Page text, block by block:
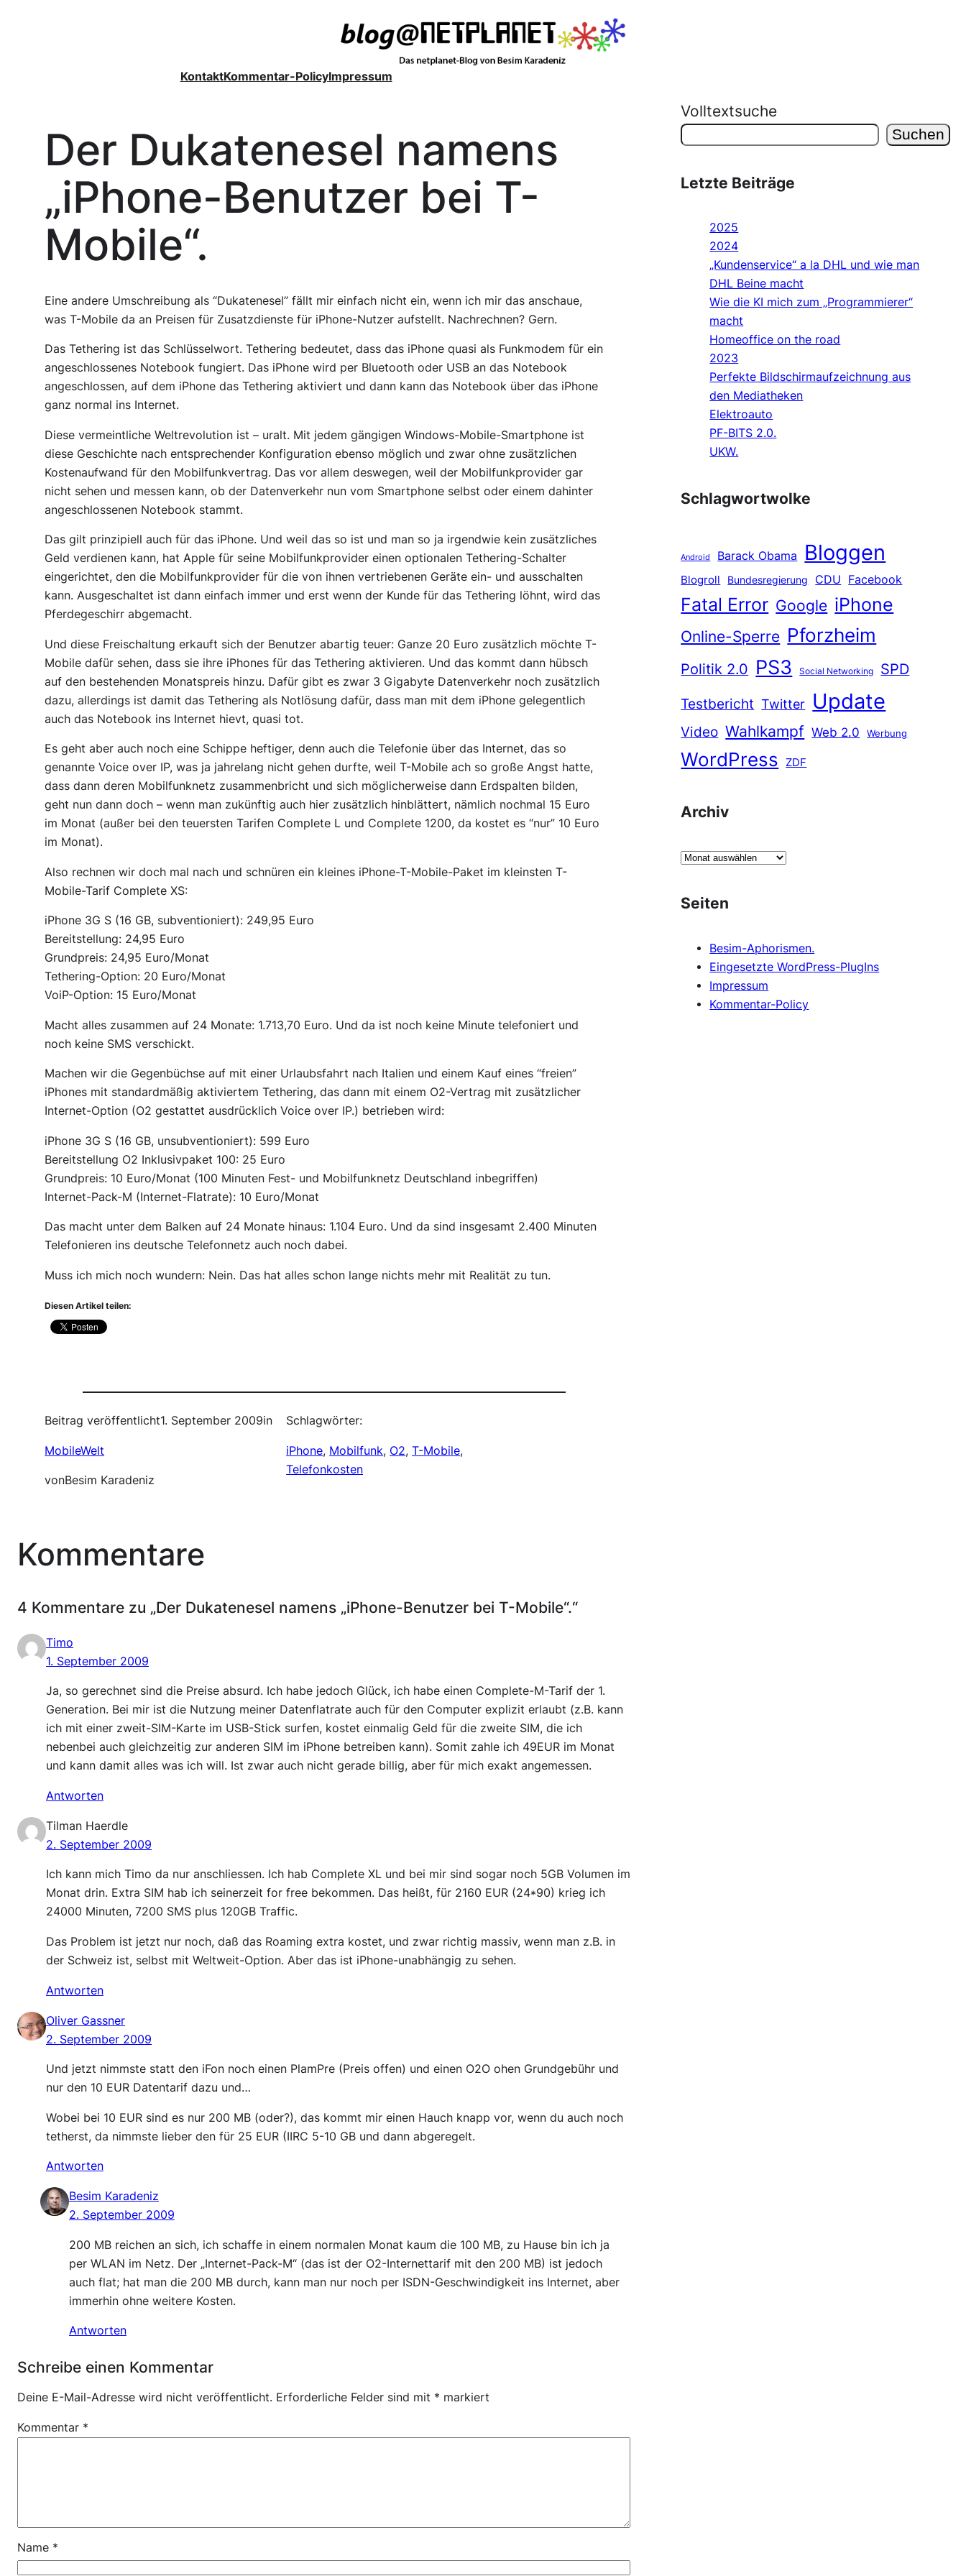
KontaktKommentar-PolicyImpressum
Der Dukatenesel namens
„iPhone-Benutzer bei T-
Mobile“.
Eine andere Umschreibung als “Dukatenesel” fällt mir einfach nicht ein, wenn ich mir das anschaue,
was T-Mobile da an Preisen für Zusatzdienste für iPhone-Nutzer aufstellt. Nachrechnen? Gern.
DasTethering ist das Schlüsselwort. Tethering bedeutet, dass das iPhone quasi als Funkmodem für ein
angeschlossenes Notebook fungiert. Das iPhone wird per Bluetooth oder USB an das Notebook
angeschlossen, auf dem iPhone das Tethering aktiviert und dann kann das Notebook über das iPhone
ganz normal ins Internet.
Diese vermeintliche Weltrevolution ist – uralt. Mit jedem gängigen Windows-Mobile-Smartphone ist
diese Geschichte nach entsprechender Konfiguration ebenso möglich und zwar ohne zusätzlichen
Kostenaufwand für den Mobilfunkvertrag. Das vor allem deswegen, weil der Mobilfunkprovider gar
nicht sehen und messen kann, ob der Datenverkehr nun vom Smartphone selbst oder einem dahinter
angeschlossenen Notebook stammt.
Das gilt prinzipiell auch für das iPhone. Und weil das so ist und man so ja irgendwie kein zusätzliches
Geld verdienen kann, hat Apple für seine Mobilfunkprovider einen optionalen Tethering-Schalter
eingerichtet, den die Mobilfunkprovider für die von ihnen vertriebenen Geräte ein- und ausschalten
kann. Ausgeschaltet ist dann einfach immer und erst wenn der Kunde für das Tethering löhnt, wird das
Pferdegeschirr abgemacht.
Und diese Freischaltung erkauft sich der Benutzer abartig teuer: Ganze 20 Euro zusätzlich möchte T-
Mobile dafür sehen, dass sie ihre iPhones für das Tethering aktivieren. Und das kommt dann hübsch
auf den bestehenden Monatspreis hinzu. Dafür gibt es zwar 3 Gigabyte Datenverkehr noch zusätzlich
dazu, allerdings ist damit das Tethering als Notlösung dafür, dass man mit dem iPhone gelegentlich
auch das Notebook ins Internet hievt, quasi tot.
Es geht aber auch noch eine Schippe heftiger, denn auch die Telefonie über das Internet, das so
genannte Voice over IP, was ja jahrelang nicht gehen durfte, weil T-Mobile ach so große Angst hatte,
dass dann deren Mobilfunknetz zusammenbricht und sich möglicherweise dann Erdspalten bilden,
geht nun dann doch – wenn man zukünftig auch hier zusätzlich hinblättert, nämlich nochmal 15 Euro
im Monat (außer bei den teuersten Tarifen Complete L und Complete 1200, da kostet es “nur” 10 Euro
im Monat).
Also rechnen wir doch mal nach und schnüren ein kleines iPhone-T-Mobile-Paket im kleinsten T-
Mobile-Tarif Complete XS:
iPhone 3G S (16 GB, subventioniert): 249,95 Euro
Bereitstellung: 24,95 Euro
Grundpreis: 24,95 Euro/Monat
Tethering-Option: 20 Euro/Monat
VoiP-Option: 15 Euro/Monat
Macht alles zusammen auf 24 Monate: 1.713,70 Euro. Und da ist noch keine Minute telefoniert und
noch keine SMS verschickt.
Machen wir die Gegenbüchse auf mit einer Urlaubsfahrt nach Italien und einem Kauf eines “freien”
iPhones mit standardmäßig aktiviertem Tethering, das dann mit einem O2-Vertrag mit zusätzlicher
Internet-Option (O2 gestattet ausdrücklich Voice over IP.) betrieben wird:
iPhone 3G S (16 GB, unsubventioniert): 599 Euro
Bereitstellung O2 Inklusivpaket 100: 25 Euro
Grundpreis: 10 Euro/Monat (100 Minuten Fest- und Mobilfunknetz Deutschland inbegriffen)
Internet-Pack-M (Internet-Flatrate): 10 Euro/Monat
Das macht unter dem Balken auf 24 Monate hinaus: 1.104 Euro. Und da sind insgesamt 2.400 Minuten
Telefonieren ins deutsche Telefonnetz auch noch dabei.
Muss ich mich noch wundern: Nein. Das hat alles schon lange nichts mehr mit Realität zu tun.
Diesen Artikel teilen:
Beitrag veröffentlicht1. September 2009in
MobileWelt
vonBesim Karadeniz
Schlagwörter:
iPhone, Mobilfunk, O2, T-Mobile
Telefonkosten
Kommentare
4 Kommentare zu „Der Dukatenesel namens „iPhone-Benutzer bei T-Mobile“.“
Timo
1. September 2009
Ja, so gerechnet sind die Preise absurd. Ich habe jedoch Glück, ich habe einen Complete-M-Tarif der 1.
Generation. Bei mir ist die Nutzung meiner Datenflatrate auch für den Computer explizit erlaubt (z.B. kann
ich mit einer zweit-SIM-Karte im USB-Stick surfen, kostet einmalig Geld für die zweite SIM, die ich
nebenbei auch gleichzeitig zur anderen SIM im iPhone betreiben kann). Somit zahle ich 49EUR im Monat
und kann damit alles was ich will. Ist zwar auch nicht gerade billig, aber für mich exakt angemessen.
Antworten
Tilman Haerdle
2. September 2009
Ich kann mich Timo da nur anschliessen. Ich hab Complete XL und bei mir sind sogar noch 5GB Volumen im
Monat drin. Extra SIM hab ich seinerzeit for free bekommen. Das heißt, für 2160 EUR (24*90) krieg ich
24000 Minuten, 7200 SMS plus 120GB Traffic.
Das Problem ist jetzt nur noch, daß das Roaming extra kostet, und zwar richtig massiv, wenn man z.B. in
der Schweiz ist, selbst mit Weltweit-Option. Aber das ist iPhone-unabhängig zu sehen.
Antworten
Oliver Gassner
2. September 2009
Und jetzt nimmste statt den iFon noch einen PlamPre (Preis offen) und einen O2O ohen Grundgebühr und
nur den 10 EUR Datentarif dazu und…
Wobei bei 10 EUR sind es nur 200 MB (oder?), das kommt mir einen Hauch knapp vor, wenn du auch noch
tetherst, da nimmste lieber den für 25 EUR (IIRC 5-10 GB und dann abgeregelt.
Antworten
Besim Karadeniz
2. September 2009
200 MB reichen an sich, ich schaffe in einem normalen Monat kaum die 100 MB, zu Hause bin ich ja
per WLAN im Netz. Der „Internet-Pack-M“ (das ist der O2-Internettarif mit den 200 MB) ist jedoch
auch flat; hat man die 200 MB durch, kann man nur noch per ISDN-Geschwindigkeit ins Internet, aber
immerhin ohne weitere Kosten.
Antworten
Schreibe einen Kommentar
Deine E-Mail-Adresse wird nicht veröffentlicht. Erforderliche Felder sind mit * markiert
Kommentar *
Name *
Volltextsuche
Suchen
Letzte Beiträge
2025
2024
„Kundenservice“ a la DHL und wie man
DHL Beine macht
Wie die KI mich zum „Programmierer“
macht
Homeoffice on the road
2023
Perfekte Bildschirmaufzeichnung aus
den Mediatheken
Elektroauto
PF-BITS 2.0.
UKW.
Schlagwortwolke
Android Barack Obama Bloggen
Blogroll Bundesregierung CDU Facebook
Fatal Error Google iPhone
Online-Sperre Pforzheim
Politik 2.0 PS3 Social Networking
SPD
Testbericht Twitter Update
Video Wahlkampf Web 2.0 Werbung
WordPress ZDF
Archiv
A
h
Seiten
Besim-Aphorismen.
Eingesetzte WordPress-PlugIns
Impressum
Kommentar-Policy